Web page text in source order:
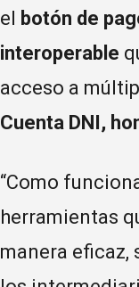
el botón de
interoperable
acceso a
Cuenta DNI,
“Como
herramientas
manera eficaz,